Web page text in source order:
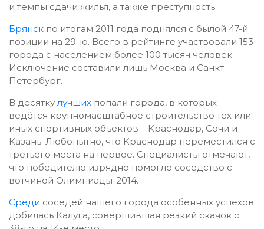
и темпы сдачи жилья, а также преступность.
Брянск по итогам 2011 года поднялся с былой 47-й
позиции на 29-ю. Всего в рейтинге участвовали 153
города с населением более 100 тысяч человек.
Исключение составили лишь Москва и Санкт-
Петербург.
В десятку лучших попали города, в которых
ведётся крупномасштабное строительство тех или
иных спортивных объектов – Краснодар, Сочи и
Казань. Любопытно, что Краснодар переместился с
третьего места на первое. Специалисты отмечают,
что победителю изрядно помогло соседство с
вотчиной Олимпиады-2014.
Среди соседей нашего города особенных успехов
добилась Калуга, совершившая резкий скачок с